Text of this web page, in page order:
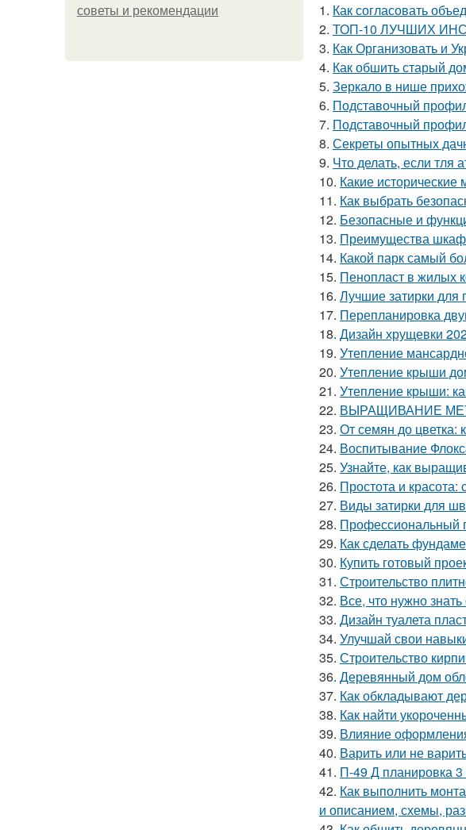
советы и рекомендации
1. Как согласовать
2. ТОП-10 ЛУЧШИХ
3. Как Организовать и
4. Как обшить старый
5. Зеркало в нише
6. Подставочный
7. Подставочный
8. Секреты опытных
9. Что делать, если тля
10. Какие исторические
11. Как выбрать
12. Безопасные и
13. Преимущества
14. Какой парк самый
15. Пенопласт в жилых
16. Лучшие затирки для
17. Перепланировка
18. Дизайн хрущевки
19. Утепление
20. Утепление крыши
21. Утепление крыши:
22. ВЫРАЩИВАНИЕ
23. От семян до
24. Воспитывание
25. Узнайте, как
26. Простота и
27. Виды затирки для
28. Профессиональный
29. Как сделать
30. Купить готовый
31. Строительство
32. Все, что нужно
33. Дизайн туалета
34. Улучшай свои
35. Строительство
36. Деревянный дом
37. Как обкладывают
38. Как найти
39. Влияние
40. Варить или не
41. П-49 Д планировка
42. Как выполнить
и описанием, схемы,